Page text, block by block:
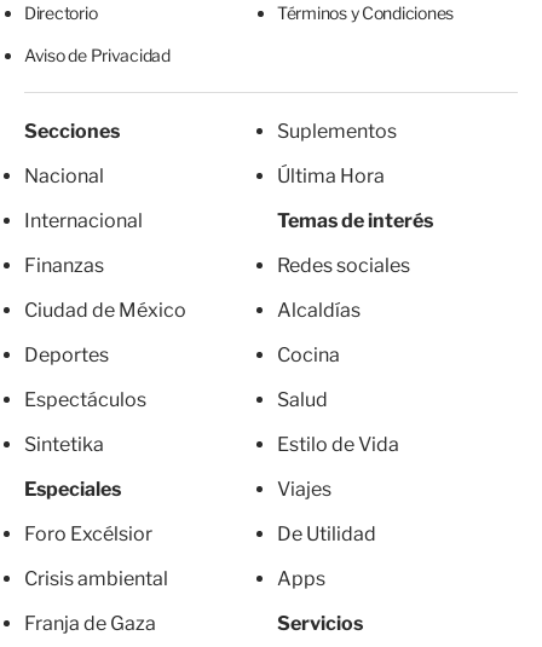
Directorio Términos y Condiciones
Aviso de Privacidad
Secciones
Nacional
Internacional
Finanzas
Ciudad de México
Deportes
Espectáculos
Sintetika
Especiales
Foro Excélsior
Crisis ambiental
Franja de Gaza
Suplementos
Última Hora
Temas de interés
Redes sociales
Alcaldías
Cocina
Salud
Estilo de Vida
Viajes
De Utilidad
Apps
Servicios